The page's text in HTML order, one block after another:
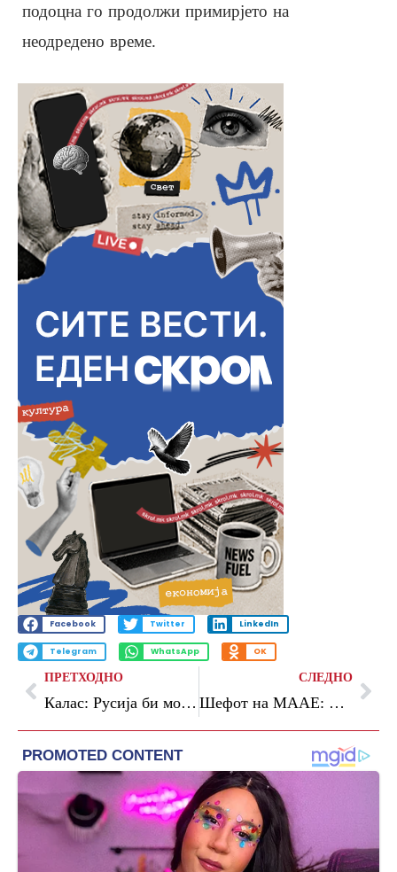
подоцна го продолжи примирјето на
неодредено време.
Facebook Twitter LinkedIn
Telegram WhatsApp OK
ПРЕТХОДНО
Калас: Русија би можела да ја тестира европската одбрана во следните пет години
СЛЕДНО
Шефот на МААЕ: Нападот врз нуклеарната централа во ОАЕ може да биде катастрофален